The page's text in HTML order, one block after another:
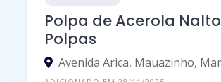
Polpa de Acerola Nalto
Polpas